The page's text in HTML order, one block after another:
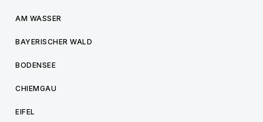
AM WASSER
BAYERISCHER WALD
BODENSEE
CHIEMGAU
EIFEL